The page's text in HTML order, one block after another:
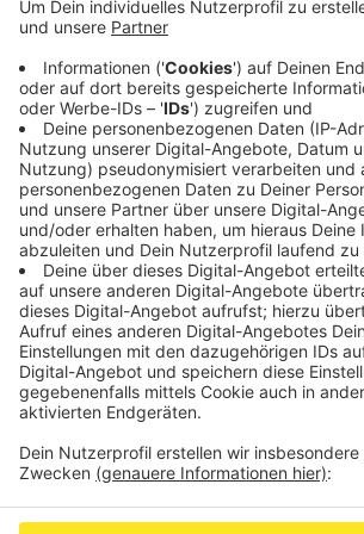
Bei einem Feuerwehreinsatz am
Aachen hat sich wieder gezeigt, dass
Leben retten können.
Am Karlsgraben in Aachen hatte es in
Wohnung im zweiten Stock gebrannt.
den Rauchmelder gehört und die
Die konnte eine Person aus dem
Wohnung retten. Sie kam ins
Anzeige
Anzeige